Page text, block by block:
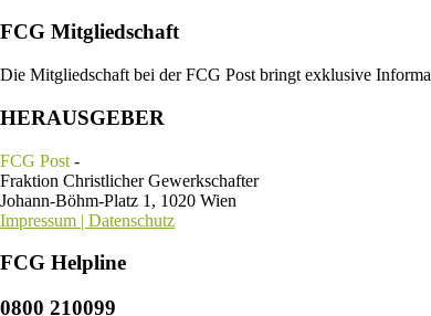
FCG Mitgliedschaft
Die Mitgliedschaft bei der FCG Post bringt exklusive
HERAUSGEBER
FCG Post -
Fraktion Christlicher Gewerkschafter
Johann-Böhm-Platz 1, 1020 Wien
Impressum | Datenschutz
FCG Helpline
0800 210099